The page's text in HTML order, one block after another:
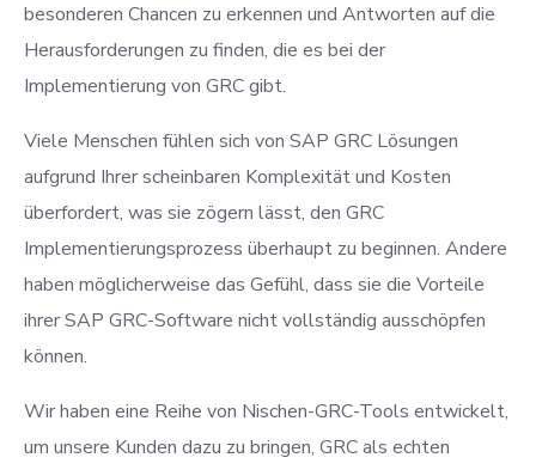
besonderen Chancen zu erkennen und Antworten auf die
Herausforderungen zu finden, die es bei der
Implementierung von GRC gibt.
Viele Menschen fühlen sich von SAP GRC Lösungen
aufgrund Ihrer scheinbaren Komplexität und Kosten
überfordert, was sie zögern lässt, den GRC
Implementierungsprozess überhaupt zu beginnen. Andere
haben möglicherweise das Gefühl, dass sie die Vorteile
ihrer SAP GRC-Software nicht vollständig ausschöpfen
können.
Wir haben eine Reihe von Nischen-GRC-Tools entwickelt,
um unsere Kunden dazu zu bringen, GRC als echten